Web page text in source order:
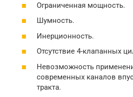
Ограниченная мощность.
Шумность.
Инерционность.
Отсутствие 4-клапанных
Невозможность
современных каналов
тракта.